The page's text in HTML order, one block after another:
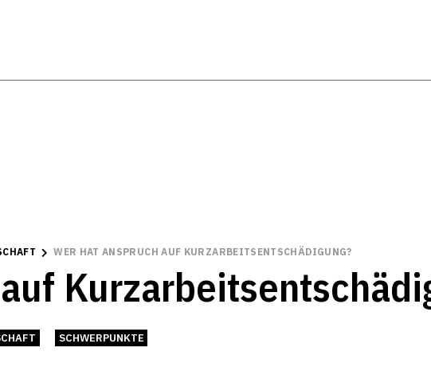
WER HAT ANSPRUCH AUF KURZARBEITSENTSCHÄDIGUNG?
SCHWERPUNKTE